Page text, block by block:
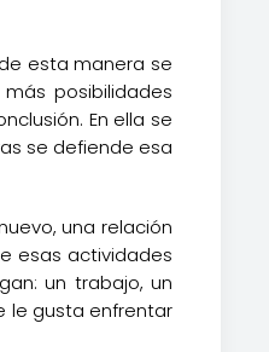
esta manera se
posibilidades
En ella se
se defiende esa
una relación
esas actividades
un trabajo, un
le gusta enfrentar